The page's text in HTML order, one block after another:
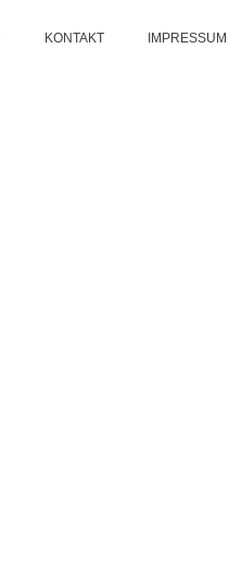
KONTAKT IMPRESSUM